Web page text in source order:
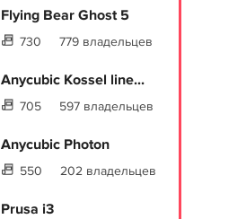
Flying Bear Ghost 5
730 779 владельцев
Anycubic Kossel line...
705 597 владельцев
Anycubic Photon
550 202 владельцев
Prusa i3